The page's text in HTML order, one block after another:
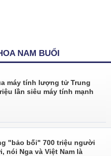
NAM BUỔI
máy tính lượng tử Trung
lần siêu máy tính mạnh
"bảo bối" 700 triệu người
nói Nga và Việt Nam là